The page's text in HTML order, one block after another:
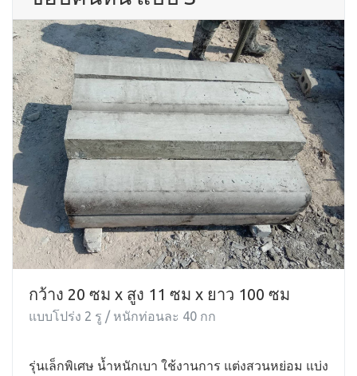
กว้าง 20 ซม x สูง 11 ซม x ยาว 100 ซม
แบบโปร่ง 2 รู / หนักท่อนละ 40 กก
รุ่นเล็กพิเศษ น้ำหนักเบา ใช้งานการ แต่งสวนหย่อม แบ่ง